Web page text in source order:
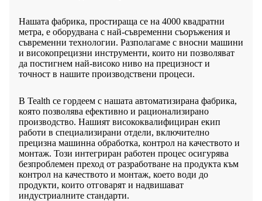
Нашата фабрика, простираща се на 4000 квадратни
метра, е оборудвана с най-съвременни съоръжения и
съвременни технологии. Разполагаме с вносни машини
и високопрецизни инструменти, които ни позволяват
да постигнем най-високо ниво на прецизност и
точност в нашите производствени процеси.
В Tealth се гордеем с нашата автоматизирана фабрика,
която позволява ефективно и рационализирано
производство. Нашият висококвалифициран екип
работи в специализирани отдели, включително
прецизна машинна обработка, контрол на качеството и
монтаж. Този интегриран работен процес осигурява
безпроблемен преход от разработване на продукта към
контрол на качеството и монтаж, което води до
продукти, които отговарят и надвишават
индустриалните стандарти.